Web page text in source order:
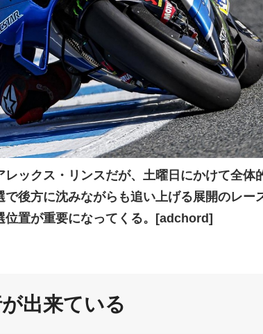
ックス・リンスだが、土曜日にかけて全体
後方に沈みながらも追い上げる展開のレー
位置が重要になってくる。[adchord]
出来ている